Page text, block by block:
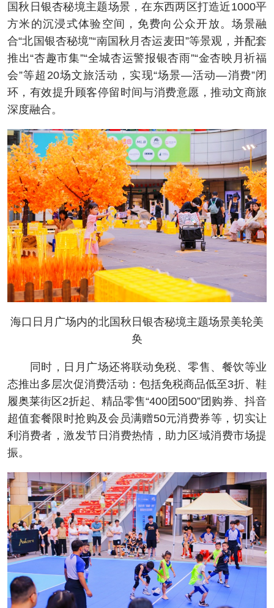
国秋日银杏秘境主题场景，在东西两区打造近1000平
方米的沉浸式体验空间，免费向公众开放。场景融
合“北国银杏秘境”“南国秋月杏运麦田”等景观，并配套
推出“杏趣市集”“全城杏运警报银杏雨”“金杏映月祈福
会”等超20场文旅活动，实现“场景—活动—消费”闭
环，有效提升顾客停留时间与消费意愿，推动文商旅
深度融合。
海口日月广场内的北国秋日银杏秘境主题场景美轮美
奂
同时，日月广场还将联动免税、零售、餐饮等业
态推出多层次促消费活动：包括免税商品低至3折、鞋
履奥莱街区2折起、精品零售“400团500”团购券、抖音
超值套餐限时抢购及会员满赠50元消费券等，切实让
利消费者，激发节日消费热情，助力区域消费市场提
振。